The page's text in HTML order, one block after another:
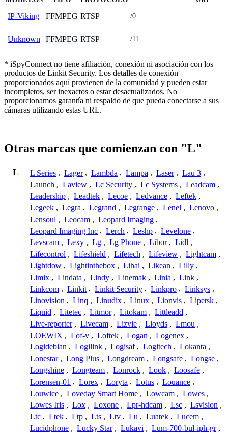
IP-Viking FFMPEG RTSP /0
Unknown FFMPEG RTSP /11
* iSpyConnect no tiene afiliación, conexión ni asociación con los
productos de Linkit Security. Los detalles de conexión
proporcionados aquí provienen de la comunidad y pueden estar
incompletos, ser inexactos o estar desactualizados. No
proporcionamos garantía ni respaldo de que pueda conectarse a sus
cámaras utilizando estas URL.
Otras marcas que comienzan con "L"
L L Series , Lager , Lambda , Lampa , Laser , Lau 3 ,
Launch , Laview , Lc Security , Lc Systems , Leadcam ,
Leadership , Leadtek , Lecoe , Ledvance , Leftek ,
Legeek , Legra , Legrand , Legrange , Lenel , Lenovo ,
Lensoul , Leocam , Leopard Imaging ,
Leopard Imaging Inc , Lerch , Leshp , Levelone ,
Levscam , Lexy , Lg , Lg Phone , Libor , Lidl ,
Lifecontrol , Lifeshield , Lifetech , Lifeview , Lightcam ,
Lightdow , Lightinthebox , Lihai , Likean , Lilly ,
Limix , Lindata , Lindy , Linemak , Linia , Link ,
Linkcom , Linkit , Linkit Security , Linkpro , Linksys ,
Linovision , Linq , Linudix , Linux , Lionvis , Lipetsk ,
Liquid , Litetec , Litmor , Litokam , Littleadd ,
Live-reporter , Livecam , Lizvie , Lloyds , Lmou ,
LOEWIX , Lof-v , Loftek , Logan , Logenex ,
Logidebian , Logilink , Logisaf , Logitech , Lokanta ,
Lonestar , Long Plus , Longdream , Longsafe , Longse ,
Longshine , Longteam , Lonrock , Look , Loosafe ,
Lorensen-01 , Lorex , Loryta , Lotus , Louance ,
Louwice , Loveday Smart Home , Lowcam , Lowes ,
Lowes Iris , Lox , Loxone , Lpr-hdcam , Lsc , Lsvision ,
Ltc , Ltek , Ltp , Lts , Ltv , Lu , Luatek , Lucem ,
Lucidphone , Lucky Star , Lukavi , Lum-700-bul-iph-gr ,